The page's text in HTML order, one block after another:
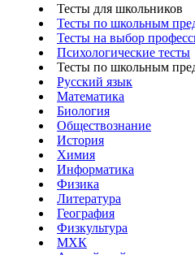
Тесты для школьников
Тесты по школьным
Тесты на выбор
Психологические тесты
Тесты по школьным
Русский язык
Математика
Биология
Обществознание
История
Химия
Информатика
Физика
Литература
География
Физкультура
МХК